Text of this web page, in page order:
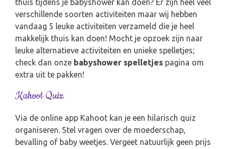
thuis tijdens je babyshower kan doen? Er zijn heel veel
verschillende soorten activiteiten maar wij hebben
vandaag 5 leuke activiteiten verzameld die je heel
makkelijk thuis kan doen! Mocht je opzoek zijn naar
leuke alternatieve activiteiten en unieke spelletjes;
check dan onze babyshower spelletjes pagina om
extra uit te pakken!
Kahoot Quiz
Via de online app Kahoot kan je een hilarisch quiz
organiseren. Stel vragen over de moederschap,
bevalling of baby weetjes. Vergeet natuurlijk geen prijs